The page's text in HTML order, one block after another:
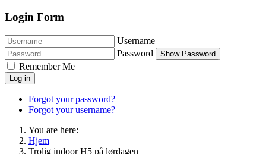
Login Form
Username
Password
Show Password
Remember Me
Log in
Forgot your password?
Forgot your username?
You are here:
Hjem
Trolig indoor H5 på lørdagen